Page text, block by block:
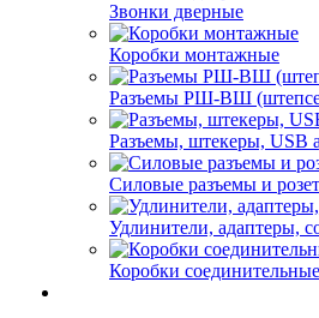
Звонки дверные
Коробки монтажные
Разъемы РШ-ВШ
Разъемы, штекеры, USB
Силовые разъемы и
Удлинители, адаптеры,
Коробки соединительные